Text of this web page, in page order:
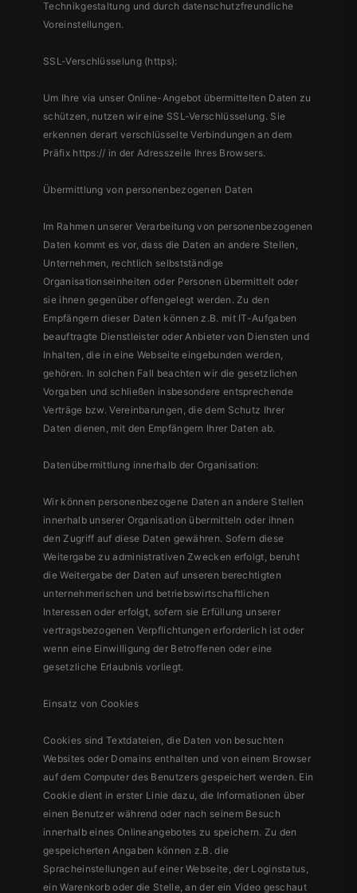
Technikgestaltung und durch datenschutzfreundliche
Voreinstellungen.
SSL-Verschlüsselung (https):
Um Ihre via unser Online-Angebot übermittelten Daten zu
schützen, nutzen wir eine SSL-Verschlüsselung. Sie
erkennen derart verschlüsselte Verbindungen an dem
Präfix https:// in der Adresszeile Ihres Browsers.
Übermittlung von personenbezogenen Daten
Im Rahmen unserer Verarbeitung von personenbezogenen
Daten kommt es vor, dass die Daten an andere Stellen,
Unternehmen, rechtlich selbstständige
Organisationseinheiten oder Personen übermittelt oder
sie ihnen gegenüber offengelegt werden. Zu den
Empfängern dieser Daten können z.B. mit IT-Aufgaben
beauftragte Dienstleister oder Anbieter von Diensten und
Inhalten, die in eine Webseite eingebunden werden,
gehören. In solchen Fall beachten wir die gesetzlichen
Vorgaben und schließen insbesondere entsprechende
Verträge bzw. Vereinbarungen, die dem Schutz Ihrer
Daten dienen, mit den Empfängern Ihrer Daten ab.
Datenübermittlung innerhalb der Organisation:
Wir können personenbezogene Daten an andere Stellen
innerhalb unserer Organisation übermitteln oder ihnen
den Zugriff auf diese Daten gewähren. Sofern diese
Weitergabe zu administrativen Zwecken erfolgt, beruht
die Weitergabe der Daten auf unseren berechtigten
unternehmerischen und betriebswirtschaftlichen
Interessen oder erfolgt, sofern sie Erfüllung unserer
vertragsbezogenen Verpflichtungen erforderlich ist oder
wenn eine Einwilligung der Betroffenen oder eine
gesetzliche Erlaubnis vorliegt.
Einsatz von Cookies
Cookies sind Textdateien, die Daten von besuchten
Websites oder Domains enthalten und von einem Browser
auf dem Computer des Benutzers gespeichert werden. Ein
Cookie dient in erster Linie dazu, die Informationen über
einen Benutzer während oder nach seinem Besuch
innerhalb eines Onlineangebotes zu speichern. Zu den
gespeicherten Angaben können z.B. die
Spracheinstellungen auf einer Webseite, der Loginstatus,
ein Warenkorb oder die Stelle, an der ein Video geschaut